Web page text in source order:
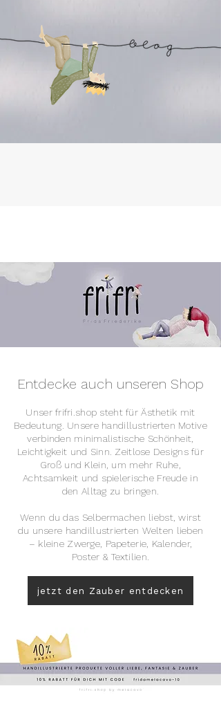
Entdecke auch unseren Shop
Unser frifri.shop steht für Ästhetik mit
Bedeutung. Unsere handillustrierten Motive
verbinden minimalistische Schönheit,
Leichtigkeit und Sinn. Zeitlose Designs für
Groß und Klein, um mehr Ruhe,
Achtsamkeit und spielerische Freude in
den Alltag zu bringen.
Wenn du das Selbermachen liebst, wirst
du unsere handillustrierten Welten lieben
– kleine Zwerge, Papeterie, Kalender,
Poster & Textilien.
jetzt den Zauber entdecken